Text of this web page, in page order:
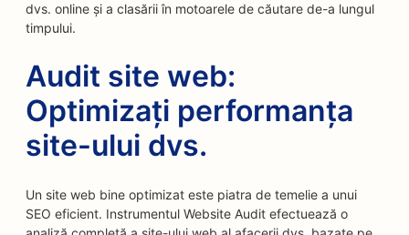
dvs. online și a clasării în motoarele de căutare de-a lungul
timpului.
Audit site web:
Optimizați performanța
site-ului dvs.
Un site web bine optimizat este piatra de temelie a unui
SEO eficient. Instrumentul Website Audit efectuează o